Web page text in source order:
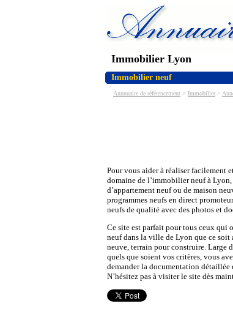
Immobilier Lyon
Immobilier neuf
Annnuaire de référencement > Immobilier >
Pour vous aider à réaliser facilement
domaine de l’immobilier neuf à
d’appartement neuf ou de maison
programmes neufs en direct
neufs de qualité avec des photos et
Ce site est parfait pour tous ceux qui
neuf dans la ville de Lyon que ce soit
neuve, terrain pour construire. Large
quels que soient vos critères, vous
demander la documentation
N’hésitez pas à visiter le site dès